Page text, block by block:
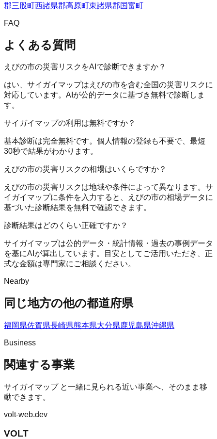
郡三股町西諸県郡高原町東諸県郡国富町
FAQ
よくある質問
えびの市の災害リスクをAIで診断できますか？
はい、サイガイマップはえびの市を含む全国の災害リスクに
対応しています。AIが公的データに基づき無料で診断しま
す。
サイガイマップの利用は無料ですか？
基本診断は完全無料です。個人情報の登録も不要で、最短
30秒で結果がわかります。
えびの市の災害リスクの相場はいくらですか？
えびの市の災害リスクは地域や条件によって異なります。サ
イガイマップに条件を入力すると、えびの市の相場データに
基づいた診断結果を無料で確認できます。
診断結果はどのくらい正確ですか？
サイガイマップは公的データ・統計情報・過去の事例データ
を基にAIが算出しています。目安としてご活用いただき、正
式な金額は専門家にご相談ください。
Nearby
同じ地方の他の都道府県
福岡県佐賀県長崎県熊本県大分県鹿児島県沖縄県
Business
関連する事業
サイガイマップと一緒に見られる近い事業へ、そのまま移
動できます。
volt-web.dev
VOLT